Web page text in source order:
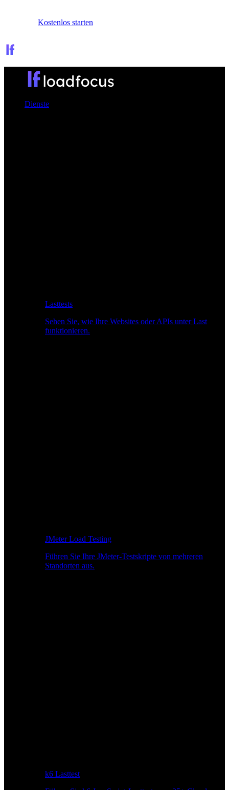
Kostenlos starten
Dienste
Lasttests
Sehen Sie, wie Ihre Websites oder APIs unter Last
funktionieren.
JMeter Load Testing
Führen Sie Ihre JMeter-Testskripte von mehreren
Standorten aus.
k6 Lasttest